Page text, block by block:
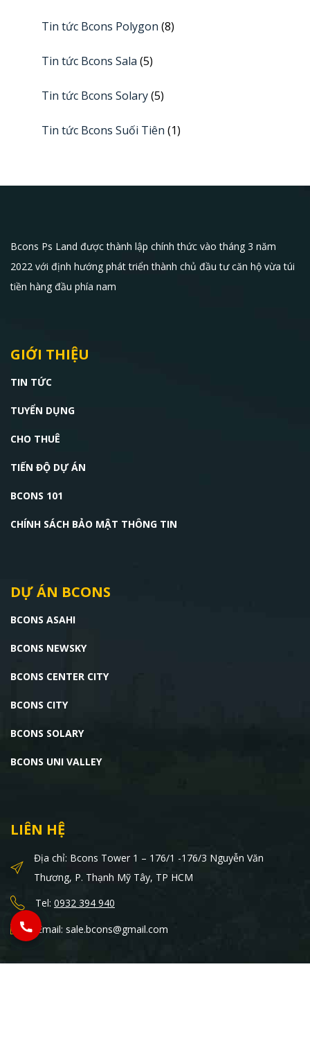
Tin tức Bcons Polygon (8)
Tin tức Bcons Sala (5)
Tin tức Bcons Solary(5)
Tin tức Bcons Suối Tiên (1)
Bcons Ps Land được thành lập chính thức vào tháng 3 năm
2022 với định hướng phát triển thành chủ đầu tư căn hộ vừa túi
tiền hàng đầu phía nam
GIỚI THIỆU
TIN TỨC
TUYỂN DỤNG
CHO THUÊ
TIẾN ĐỘ DỰ ÁN
BCONS 101
CHÍNH SÁCH BẢO MẬT THÔNG TIN
DỰ ÁN BCONS
BCONS ASAHI
BCONS NEWSKY
BCONS CENTER CITY
BCONS CITY
BCONS SOLARY
BCONS UNI VALLEY
LIÊN HỆ
Địa chỉ: Bcons Tower 1 – 176/1 -176/3 Nguyễn Văn
Thương, P. Thạnh Mỹ Tây, TP HCM
Tel: 0932 394 940
Email: sale.bcons@gmail.com